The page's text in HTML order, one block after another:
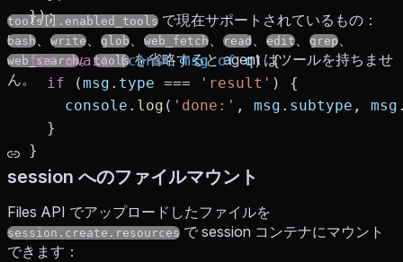
});
for await (const msg of q) {
  if
(msg . type === 'result' ) {
    console
. log ( 'done:' , msg . subtype , msg
  }
}
tools[].enabled_tools で現在サポートされているもの：
bash、 write、 glob、 web_fetch、 read、 edit、 grep、
web_search。 toolsを省略すると agent はツールを持ちませ
ん。
session へのファイルマウント
Files API でアップロードしたファイルを
session.create.resources で session コンテナにマウント
できます：